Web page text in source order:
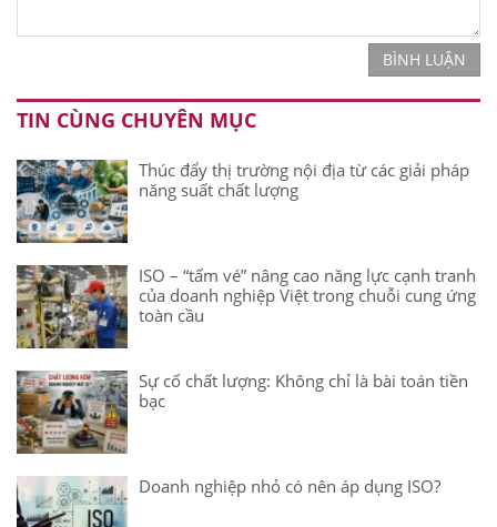
BÌNH LUẬN
TIN CÙNG CHUYÊN MỤC
Thúc đẩy thị trường nội địa từ các giải pháp
năng suất chất lượng
ISO – “tấm vé” nâng cao năng lực cạnh tranh
của doanh nghiệp Việt trong chuỗi cung ứng
toàn cầu
Sự cố chất lượng: Không chỉ là bài toán tiền
bạc
Doanh nghiệp nhỏ có nên áp dụng ISO?